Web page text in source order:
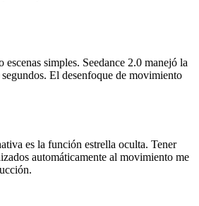
escenas simples. Seedance 2.0 manejó la
El desenfoque de movimiento
es la función estrella oculta. Tener
automáticamente al movimiento me